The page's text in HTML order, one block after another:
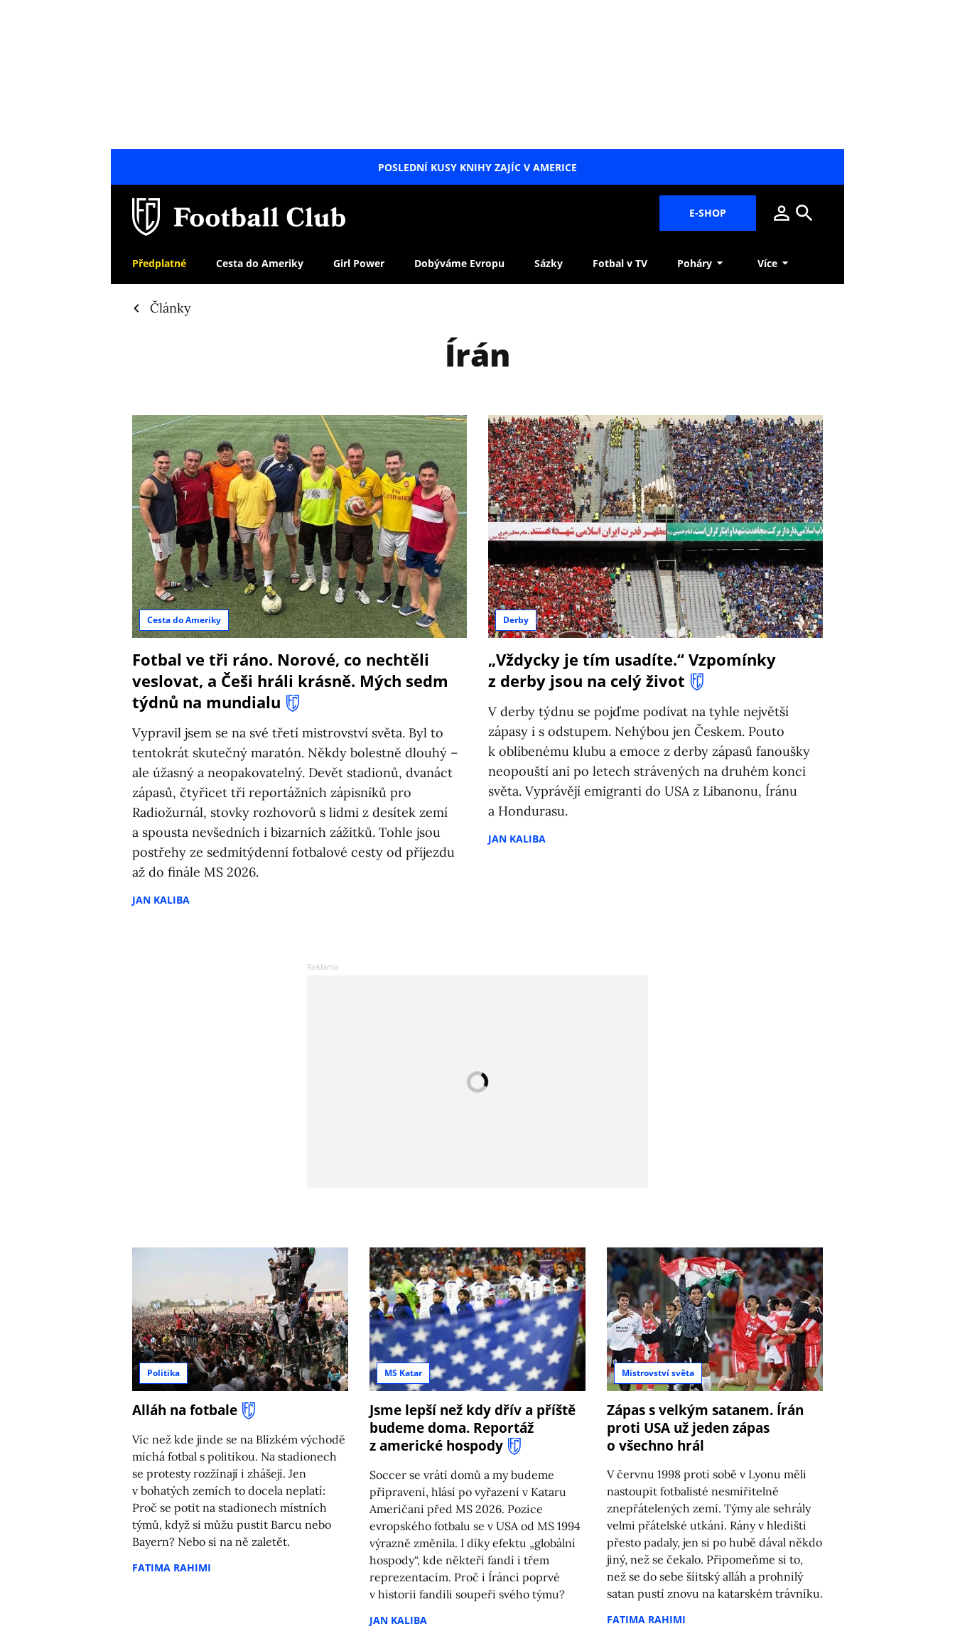
POSLEDNÍ KUSY KNIHY ZAJÍC V AMERICE
E-SHOP
Předplatné Cesta do Ameriky Girl Power Dobýváme Evropu Sázky Fotbal v TV Poháry Více
Články
Írán
Cesta do Ameriky
Fotbal ve tři ráno. Norové, co nechtěli
veslovat, a Češi hráli krásně. Mých sedm
týdnů na mundialu
Vypravil jsem se na své třetí mistrovství světa. Byl to
tentokrát skutečný maratón. Někdy bolestně dlouhý –
ale úžasný a neopakovatelný. Devět stadionů, dvanáct
zápasů, čtyřicet tři reportážních zápisníků pro
Radiožurnál, stovky rozhovorů s lidmi z desítek zemí
a spousta nevšedních i bizarních zážitků. Tohle jsou
postřehy ze sedmitýdenní fotbalové cesty od příjezdu
až do finále MS 2026.
JAN KALIBA
Derby
„Vždycky je tím usadíte.“ Vzpomínky
z derby jsou na celý život
V derby týdnu se pojďme podívat na tyhle největší
zápasy i s odstupem. Nehýbou jen Českem. Pouto
k oblíbenému klubu a emoce z derby zápasů fanoušky
neopouští ani po letech strávených na druhém konci
světa. Vyprávějí emigranti do USA z Libanonu, Íránu
a Hondurasu.
JAN KALIBA
Politika
Alláh na fotbale
Víc než kde jinde se na Blízkém východě
míchá fotbal s politikou. Na stadionech
se protesty rozžínají i zhášejí. Jen
v bohatých zemích to docela neplatí:
Proč se potit na stadionech místních
týmů, když si můžu pustit Barcu nebo
Bayern? Nebo si na ně zaletět.
FATIMA RAHIMI
MS Katar
Jsme lepší než kdy dřív a příště
budeme doma. Reportáž
z americké hospody
Soccer se vrátí domů a my budeme
připravení, hlásí po vyřazení v Kataru
Američani před MS 2026. Pozice
evropského fotbalu se v USA od MS 1994
výrazně změnila. I díky efektu „globální
hospody“, kde někteří fandí i třem
reprezentacím. Proč i Íránci poprvé
v historii fandili soupeři svého týmu?
JAN KALIBA
Mistrovství světa
Zápas s velkým satanem. Írán
proti USA už jeden zápas
o všechno hrál
V červnu 1998 proti sobě v Lyonu měli
nastoupit fotbalisté nesmiřitelně
znepřátelených zemí. Týmy ale sehrály
velmi přátelské utkání. Rány v hledišti
přesto padaly, jen si po hubě dával někdo
jiný, než se čekalo. Připomeňme si to,
než se do sebe šíitský alláh a prohnilý
satan pustí znovu na katarském trávníku.
FATIMA RAHIMI
8